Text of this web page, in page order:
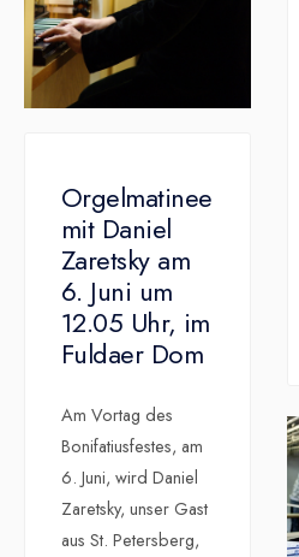
Orgelmatinee
mit Daniel
Zaretsky am
6. Juni um
12.05 Uhr, im
Fuldaer Dom
Am Vortag des
Bonifatiusfestes, am
6. Juni, wird Daniel
Zaretsky, unser Gast
aus St. Petersberg,